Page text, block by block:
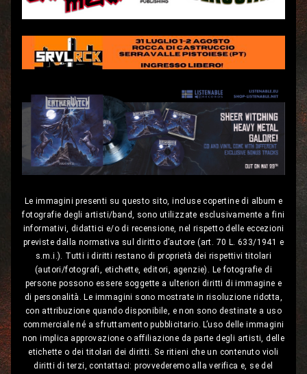
Le immagini presenti su questo sito, incluse copertine di album e
fotografie degli artisti/band, sono utilizzate esclusivamente a fini
informativi, didattici e/o di recensione, nel rispetto delle eccezioni
previste dalla normativa sul diritto d’autore (art. 70 L. 633/1941 e
s.m.i.). Tutti i diritti restano di proprietà dei rispettivi titolari
(autori/fotografi, etichette, editori, agenzie). Le fotografie di
persone possono essere soggette a ulteriori diritti di immagine e
di personalità. Le immagini sono mostrate in risoluzione ridotta,
con attribuzione quando disponibile, e non sono destinate a uso
commerciale né a sfruttamento pubblicitario. L’uso delle immagini
non implica approvazione o affiliazione da parte degli artisti, delle
etichette o dei titolari dei diritti. Se ritieni che un contenuto violi
diritti di terzi, contattaci: provvederemo alla verifica e, se del